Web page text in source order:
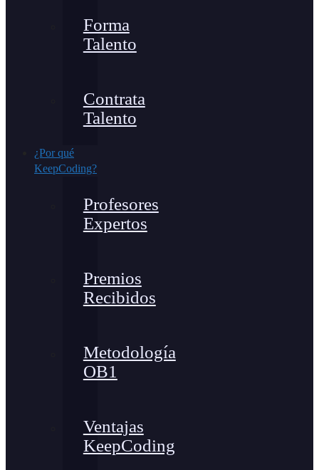
Forma
Talento
Contrata
Talento
¿Por qué
KeepCoding?
Profesores
Expertos
Premios
Recibidos
Metodología
OB1
Ventajas
KeepCoding